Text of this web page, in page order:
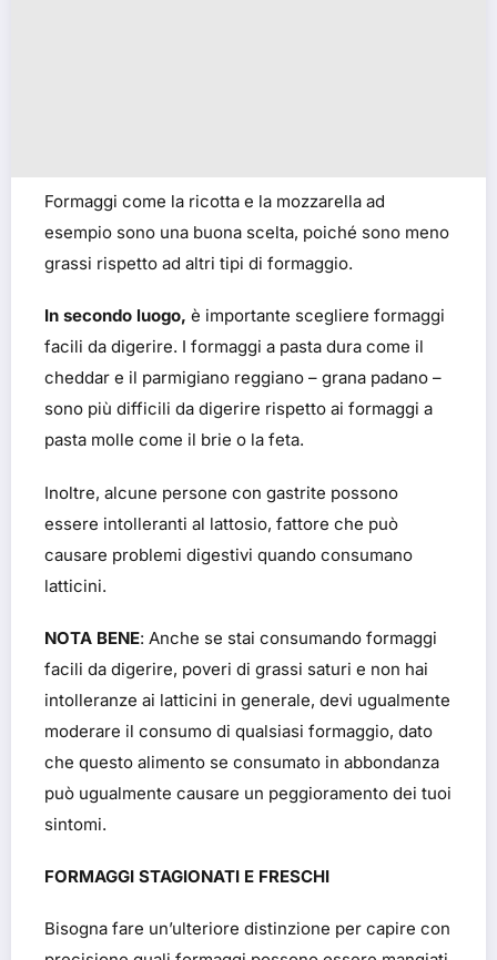
Formaggi come la ricotta e la mozzarella ad
esempio sono una buona scelta, poiché sono meno
grassi rispetto ad altri tipi di formaggio.
In secondo luogo, è importante scegliere formaggi
facili da digerire. I formaggi a pasta dura come il
cheddar e il parmigiano reggiano – grana padano –
sono più difficili da digerire rispetto ai formaggi a
pasta molle come il brie o la feta.
Inoltre, alcune persone con gastrite possono
essere intolleranti al lattosio, fattore che può
causare problemi digestivi quando consumano
latticini.
NOTA BENE: Anche se stai consumando formaggi
facili da digerire, poveri di grassi saturi e non hai
intolleranze ai latticini in generale, devi ugualmente
moderare il consumo di qualsiasi formaggio, dato
che questo alimento se consumato in abbondanza
può ugualmente causare un peggioramento dei tuoi
sintomi.
FORMAGGI STAGIONATI E FRESCHI
Bisogna fare un’ulteriore distinzione per capire con